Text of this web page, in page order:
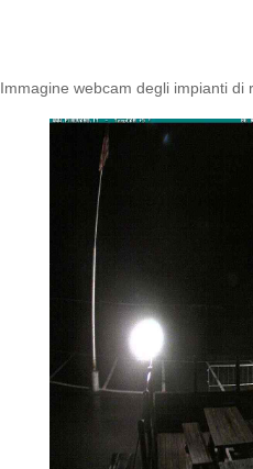
Immagine webcam degli impianti di